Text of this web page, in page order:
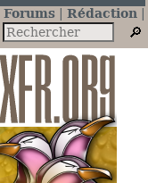
Forums
Rédaction